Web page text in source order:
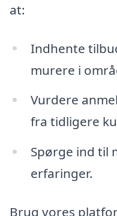
at:
Indhente
murere i
Vurdere
fra tidligere
Spørge ind til
erfaringer.
Brug vores